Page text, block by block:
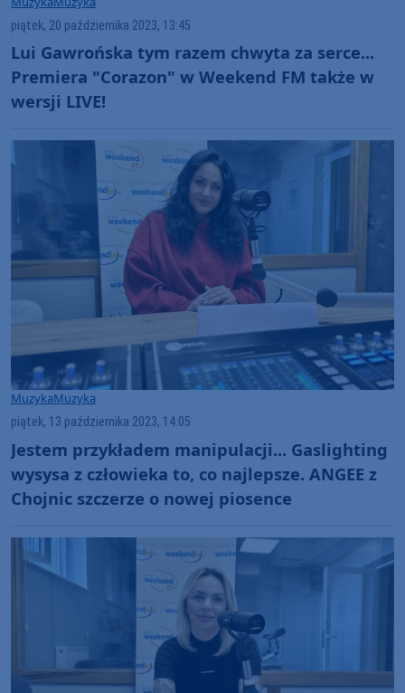
piątek, 20 października 2023, 13:45
Lui Gawrońska tym razem chwyta za serce...
Premiera "Corazon" w Weekend FM także w
wersji LIVE!
MuzykaMuzyka
piątek, 13 października 2023, 14:05
Jestem przykładem manipulacji... Gaslighting
wysysa z człowieka to, co najlepsze. ANGEE z
Chojnic szczerze o nowej piosence